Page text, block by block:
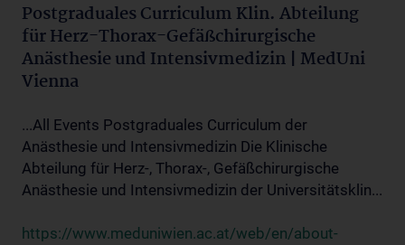
Postgraduales Curriculum Klin. Abteilung
für Herz-Thorax-Gefäßchirurgische
Anästhesie und Intensivmedizin | MedUni
Vienna
...All Events Postgraduales Curriculum der
Anästhesie und Intensivmedizin Die Klinische
Abteilung für Herz-, Thorax-, Gefäßchirurgische
Anästhesie und Intensivmedizin der Universitätsklin...
https://www.meduniwien.ac.at/web/en/about-